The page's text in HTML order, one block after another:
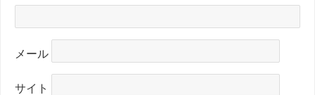
メール
サイト